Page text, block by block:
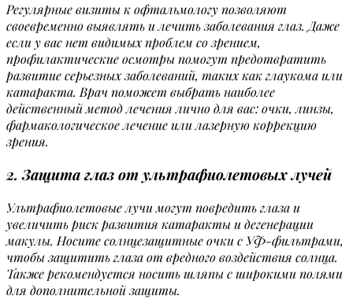
Регулярные визиты к офтальмологу позволяют
своевременно выявлять и лечить заболевания глаз. Даже
если у вас нет видимых проблем со зрением,
профилактические осмотры помогут предотвратить
развитие серьезных заболеваний, таких как глаукома или
катаракта. Врач поможет выбрать наиболее
действенный метод лечения лично для вас: очки, линзы,
фармакологическое лечение или лазерную коррекцию
зрения.
2. Защита глаз от ультрафиолетовых лучей
Ультрафиолетовые лучи могут повредить глаза и
увеличить риск развития катаракты и дегенерации
макулы. Носите солнцезащитные очки с УФ-фильтрами,
чтобы защитить глаза от вредного воздействия солнца.
Также рекомендуется носить шляпы с широкими полями
для дополнительной защиты.